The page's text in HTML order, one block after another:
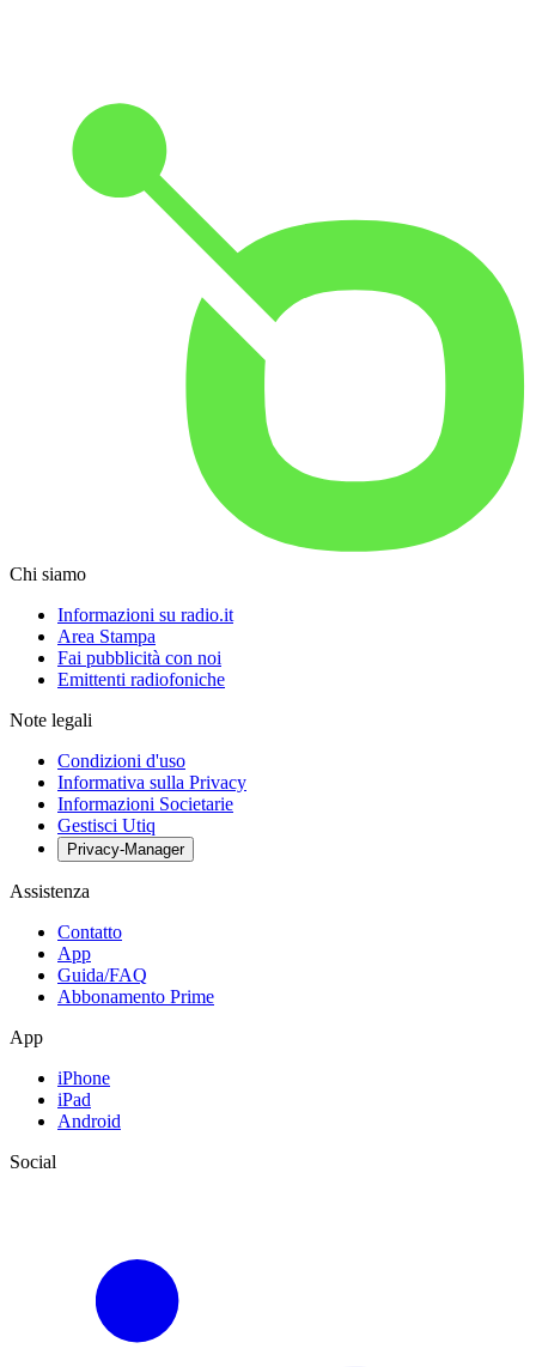
Chi siamo
Informazioni su radio.it
Area Stampa
Fai pubblicità con noi
Emittenti radiofoniche
Note legali
Condizioni d'uso
Informativa sulla Privacy
Informazioni Societarie
Gestisci Utiq
Privacy-Manager
Assistenza
Contatto
App
Guida/FAQ
Abbonamento Prime
App
iPhone
iPad
Android
Social